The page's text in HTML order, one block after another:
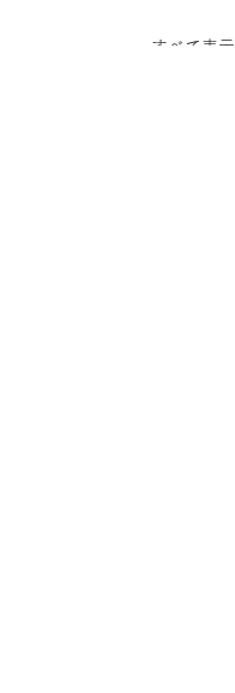
すべて表示